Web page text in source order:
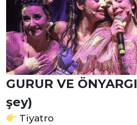
GURUR VE ÖNYARGI
şey)
Tiyatro